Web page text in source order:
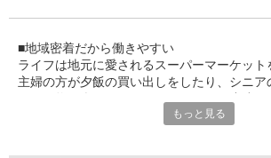
■地域密着だから働きやすい
ライフは地元に愛されるスーパーマーケット
主婦の方が夕飯の買い出しをしたり、シニア
を買いにきたり……そんな穏やかな地域の日
もっと見る